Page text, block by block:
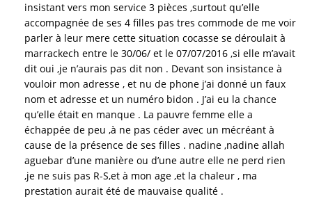
insistant vers mon service 3 pièces ,surtout qu’elle
accompagnée de ses 4 filles pas tres commode de me voir
parler à leur mere cette situation cocasse se déroulait à
marrackech entre le 30/06/ et le 07/07/2016 ,si elle m’avait
dit oui ,je n’aurais pas dit non . Devant son insistance à
vouloir mon adresse , et nu de phone j’ai donné un faux
nom et adresse et un numéro bidon . J’ai eu la chance
qu’elle était en manque . La pauvre femme elle a
échappée de peu ,à ne pas céder avec un mécréant à
cause de la présence de ses filles . nadine ,nadine allah
aguebar d’une manière ou d’une autre elle ne perd rien
,je ne suis pas R-S,et à mon age ,et la chaleur , ma
prestation aurait été de mauvaise qualité .